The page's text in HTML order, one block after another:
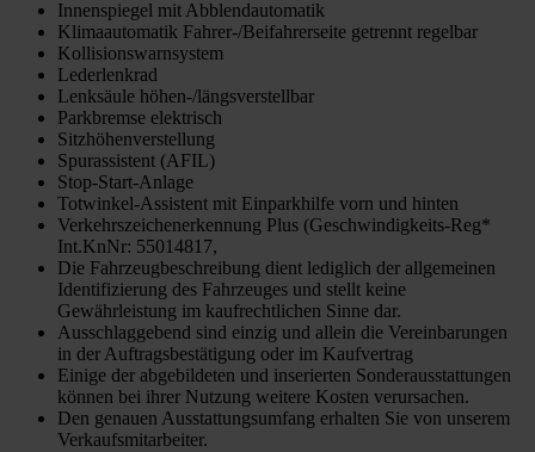
Innenspiegel mit Abblendautomatik
Klimaautomatik Fahrer-/Beifahrerseite getrennt regelbar
Kollisionswarnsystem
Lederlenkrad
Lenksäule höhen-/längsverstellbar
Parkbremse elektrisch
Sitzhöhenverstellung
Spurassistent (AFIL)
Stop-Start-Anlage
Totwinkel-Assistent mit Einparkhilfe vorn und hinten
Verkehrszeichenerkennung Plus (Geschwindigkeits-Reg*
Int.KnNr: 55014817,
Die Fahrzeugbeschreibung dient lediglich der allgemeinen
Identifizierung des Fahrzeuges und stellt keine
Gewährleistung im kaufrechtlichen Sinne dar.
Ausschlaggebend sind einzig und allein die Vereinbarungen
in der Auftragsbestätigung oder im Kaufvertrag
Einige der abgebildeten und inserierten Sonderausstattungen
können bei ihrer Nutzung weitere Kosten verursachen.
Den genauen Ausstattungsumfang erhalten Sie von unserem
Verkaufsmitarbeiter.